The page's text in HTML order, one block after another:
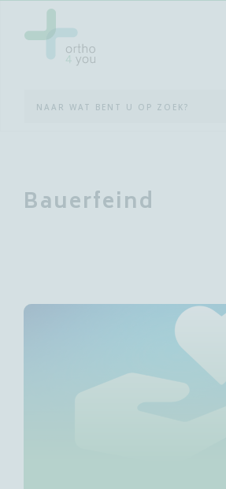
Bauerfeind